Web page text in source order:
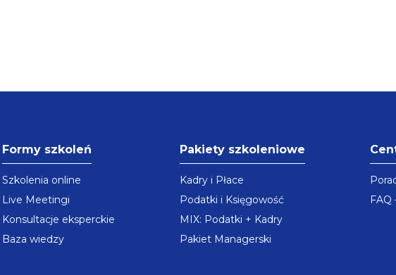
Formy szkoleń
Szkolenia online
Live Meetingi
Konsultacje eksperckie
Baza wiedzy
Pakiety szkoleniowe
Kadry i Płace
Podatki i Księgowość
MIX: Podatki + Kadry
Pakiet Managerski
FAQ